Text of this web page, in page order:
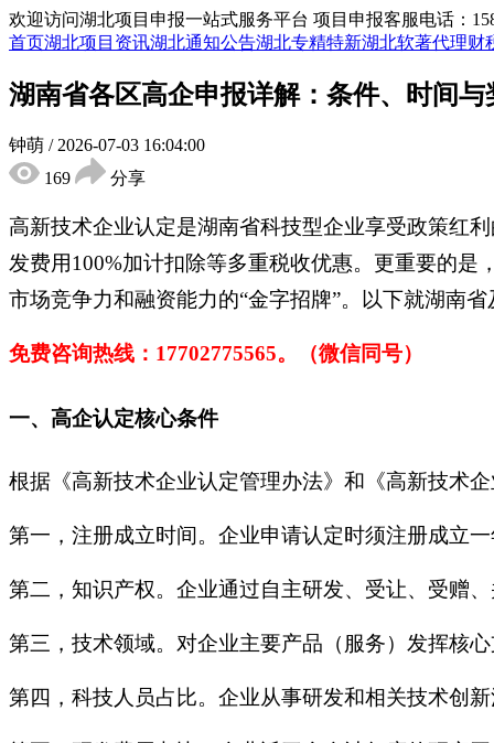
欢迎访问湖北项目申报一站式服务平台 项目申报客服电话：
首页湖北项目资讯湖北通知公告湖北专精特新湖北软著代理财
湖南省各区高企申报详解：条件、时间
钟萌 / 2026-07-03 16:04:00
169
分享
高新技术企业认定是湖南省科技型企业享受政策红
发费用100%加计扣除等多重税收优惠。更重要的
市场竞争力和融资能力的“金字招牌”。以下就湖南
免费咨询热线： 17702775565。（微信同号）
一、高企认定核心条件
根据《高新技术企业认定管理办法》和《高新技术
第一，注册成立时间。企业申请认定时须注册成立
第二，知识产权。企业通过自主研发、受让、受赠
第三，技术领域。对企业主要产品（服务）发挥核
第四，科技人员占比。企业从事研发和相关技术创